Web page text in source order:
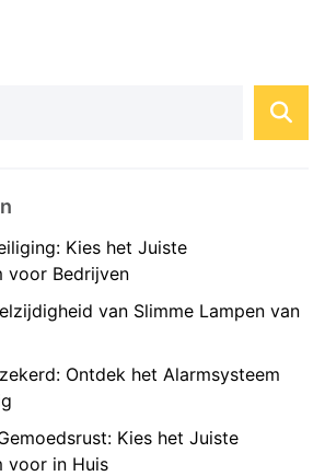
Kies het Juiste
voor Bedrijven
van Slimme Lampen van
Ontdek het Alarmsysteem
Kies het Juiste
voor in Huis